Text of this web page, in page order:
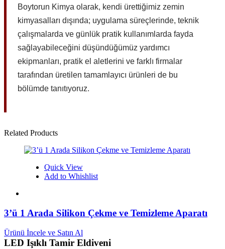
Boytorun Kimya olarak, kendi ürettiğimiz zemin
kimyasalları dışında; uygulama süreçlerinde, teknik
çalışmalarda ve günlük pratik kullanımlarda fayda
sağlayabileceğini düşündüğümüz yardımcı
ekipmanları, pratik el aletlerini ve farklı firmalar
tarafından üretilen tamamlayıcı ürünleri de bu
bölümde tanıtıyoruz.
Related Products
Quick View
Add to Whishlist
3’ü 1 Arada Silikon Çekme ve Temizleme Aparatı
Ürünü İncele ve Satın Al
LED Işıklı Tamir Eldiveni